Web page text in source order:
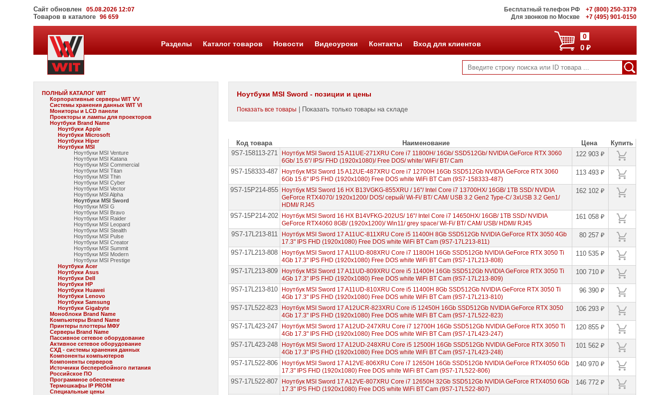
Сайт обновлен 05.08.2026 12:07
Товаров в каталоге96 659
Бесплатный телефон РФ
+7 (800) 250-3379
Для звонков по Москве
+7 (495) 901-0150
0
0 ₽
Разделы Каталог товаров Новости Видеоуроки Контакты Вход для клиентов
ПОЛНЫЙ КАТАЛОГ WIT
Корпоративные серверы WIT VV
Системы хранения данных WIT VI
Мониторы и LCD панели
Проекторы и лампы для проекторов
Ноутбуки Brand Name
Ноутбуки Apple
Ноутбуки Microsoft
Ноутбуки Hiper
Ноутбуки MSI
Ноутбуки MSI Venture
Ноутбуки MSI Katana
Ноутбуки MSI Commercial
Ноутбуки MSI Titan
Ноутбуки MSI Thin
Ноутбуки MSI Cyber
Ноутбуки MSI Vector
Ноутбуки MSI Alpha
Ноутбуки MSI Sword
Ноутбуки MSI G
Ноутбуки MSI Bravo
Ноутбуки MSI Raider
Ноутбуки MSI Leopard
Ноутбуки MSI Stealth
Ноутбуки MSI Pulse
Ноутбуки MSI Creator
Ноутбуки MSI Summit
Ноутбуки MSI Modern
Ноутбуки MSI Prestige
Ноутбуки Acer
Ноутбуки Asus
Ноутбуки Dell
Ноутбуки HP
Ноутбуки Huawei
Ноутбуки Lenovo
Ноутбуки Samsung
Ноутбуки Gigabyte
Моноблоки Brand Name
Компьютеры Brand Name
Принтеры плоттеры МФУ
Серверы Brand Name
Пассивное сетевое оборудование
Активное сетевое оборудование
СХД - системы хранения данных
Компоненты компьютеров
Компоненты серверов
Источники бесперебойного питания
Российское ПО
Программное обеспечение
Термошкафы IP PROM
Специальные цены
Ноутбуки MSI Sword - позиции и цены
Показать все товары | Показать только товары на складе
Код товара Наименование Цена
Купить
9S7-158113-271
Ноутбук MSI Sword 15 A11UE-271XRU Core i7 11800H/ 16Gb/ SSD512Gb/ NVIDIA GeForce RTX 3060
6Gb/ 15.6"/ IPS/ FHD (1920x1080)/ Free DOS/ white/ WiFi/ BT/ Cam
122 903 ₽
9S7-158333-487
Ноутбук MSI Sword 15 A12UE-487XRU Core i7 12700H 16Gb SSD512Gb NVIDIA GeForce RTX 3060
6Gb 15.6" IPS FHD (1920x1080) Free DOS white WiFi BT Cam (9S7-158333-487)
113 493 ₽
9S7-15P214-855
Ноутбук MSI Sword 16 HX B13VGKG-855XRU / 16"/ Intel Core i7 13700HX/ 16GB/ 1TB SSD/ NVIDIA
GeForce RTX4070/ 1920x1200/ DOS/ серый/ Wi-Fi/ BT/ CAM/ USB 3.2 Gen2 Type-C/ 3xUSB 3.2 Gen1/
HDMI/ RJ45
162 102 ₽
9S7-15P214-202
Ноутбук MSI Sword 16 HX B14VFKG-202US/ 16"/ Intel Core i7 14650HX/ 16GB/ 1TB SSD/ NVIDIA
GeForce RTX4060 8GB/ (1920x1200)/ Win11/ grey space/ Wi-Fi/ BT/ CAM/ USB/ HDMI/ RJ45
161 058 ₽
9S7-17L213-811
Ноутбук MSI Sword 17 A11UC-811XRU Core i5 11400H 8Gb SSD512Gb NVIDIA GeForce RTX 3050 4Gb
17.3" IPS FHD (1920x1080) Free DOS white WiFi BT Cam (9S7-17L213-811)
80 257 ₽
9S7-17L213-808
Ноутбук MSI Sword 17 A11UD-808XRU Core i7 11800H 16Gb SSD512Gb NVIDIA GeForce RTX 3050 Ti
4Gb 17.3" IPS FHD (1920x1080) Free DOS white WiFi BT Cam (9S7-17L213-808)
110 535 ₽
9S7-17L213-809
Ноутбук MSI Sword 17 A11UD-809XRU Core i5 11400H 16Gb SSD512Gb NVIDIA GeForce RTX 3050 Ti
4Gb 17.3" IPS FHD (1920x1080) Free DOS white WiFi BT Cam (9S7-17L213-809)
100 710 ₽
9S7-17L213-810
Ноутбук MSI Sword 17 A11UD-810XRU Core i5 11400H 8Gb SSD512Gb NVIDIA GeForce RTX 3050 Ti
4Gb 17.3" IPS FHD (1920x1080) Free DOS white WiFi BT Cam (9S7-17L213-810)
96 390 ₽
9S7-17L522-823
Ноутбук MSI Sword 17 A12UCR-823XRU Core i5 12450H 16Gb SSD512Gb NVIDIA GeForce RTX 3050
4Gb 17.3" IPS FHD (1920x1080) Free DOS white WiFi BT Cam (9S7-17L522-823)
106 293 ₽
9S7-17L423-247
Ноутбук MSI Sword 17 A12UD-247XRU Core i7 12700H 16Gb SSD512Gb NVIDIA GeForce RTX 3050 Ti
4Gb 17.3" IPS FHD (1920x1080) Free DOS white WiFi BT Cam (9S7-17L423-247)
120 855 ₽
9S7-17L423-248
Ноутбук MSI Sword 17 A12UD-248XRU Core i5 12500H 16Gb SSD512Gb NVIDIA GeForce RTX 3050 Ti
4Gb 17.3" IPS FHD (1920x1080) Free DOS white WiFi BT Cam (9S7-17L423-248)
101 562 ₽
9S7-17L522-806
Ноутбук MSI Sword 17 A12VE-806XRU Core i7 12650H 16Gb SSD512Gb NVIDIA GeForce RTX4050 6Gb
17.3" IPS FHD (1920x1080) Free DOS white WiFi BT Cam (9S7-17L522-806)
140 970 ₽
9S7-17L522-807
Ноутбук MSI Sword 17 A12VE-807XRU Core i7 12650H 32Gb SSD512Gb NVIDIA GeForce RTX4050 6Gb
17.3" IPS FHD (1920x1080) Free DOS white WiFi BT Cam (9S7-17L522-807)
146 772 ₽